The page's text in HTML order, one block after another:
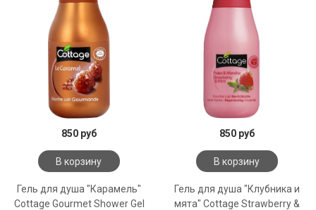
850 руб
В корзину
Гель для душа "Карамель"
Cottage Gourmet Shower Gel
850 руб
В корзину
Гель для душа "Клубника и
мята" Cottage Strawberry &